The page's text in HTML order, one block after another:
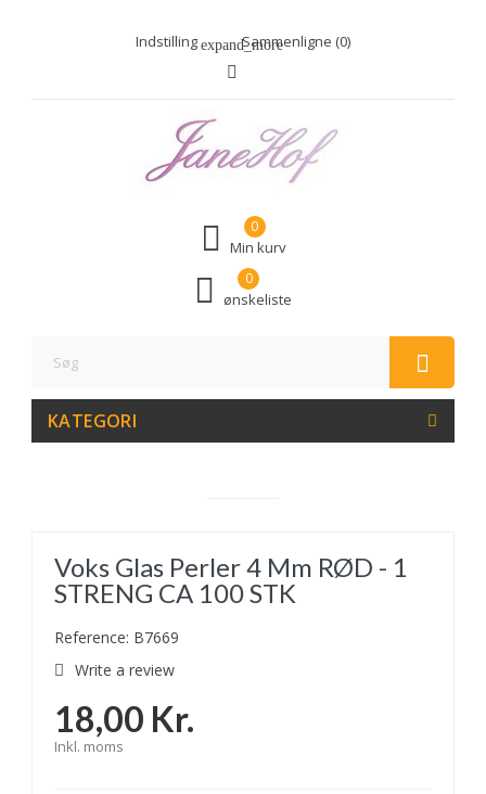
Indstilling expand_moreSammenligne (0)
0
Min kurv
ønskeliste
0
KATEGORI
Voks Glas Perler 4 Mm RØD - 1
STRENG CA 100 STK
Reference: B7669
Write a review
18,00 Kr.
Inkl. moms